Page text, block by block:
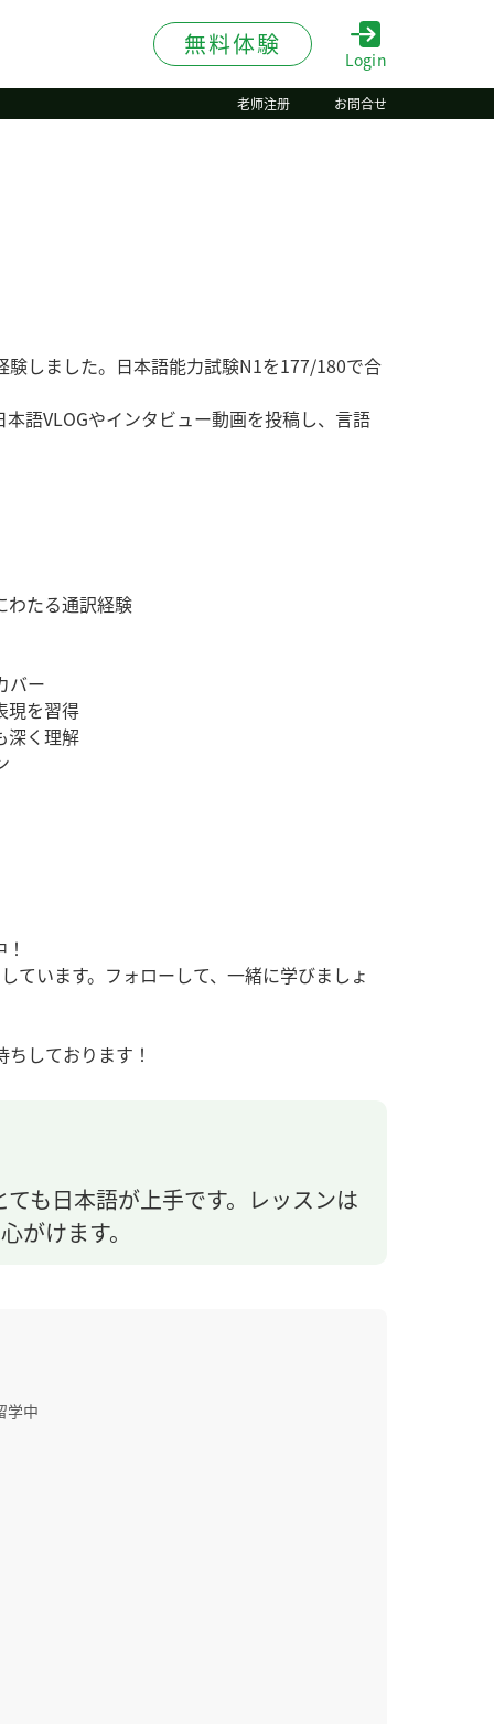
無料体験
Login
老师注册 お問合せ
しました。日本語能力試験N1を177/180で合
語VLOGやインタビュー動画を投稿し、言語
わたる通訳経験
バー
現を習得
深く理解
ています。フォローして、一緒に学びましょ
しております！
も日本語が上手です。レッスンは
がけます。
学中